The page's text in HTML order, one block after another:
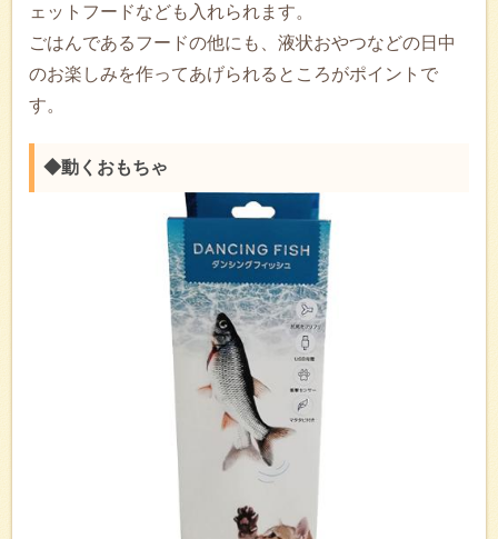
ェットフードなども入れられます。
ごはんであるフードの他にも、液状おやつなどの日中
のお楽しみを作ってあげられるところがポイントで
す。
◆動くおもちゃ